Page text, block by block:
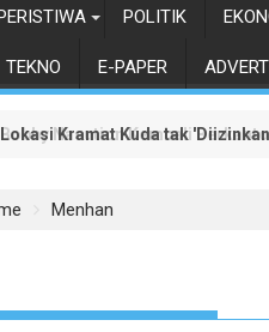
POLITIK
TEKNO E-PAPER
Lokasi Kramat Kuda tak
Bobby Nasution Kembali
Menhan